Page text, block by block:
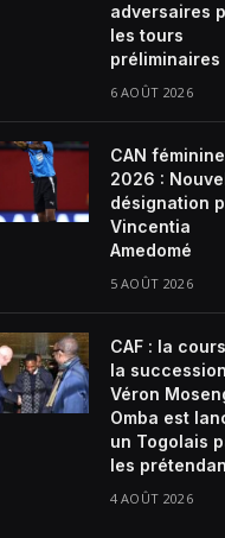
adversaires
les tours
préliminaires
6 AOÛT 2026
CAN féminine
2026 :
désignation
Vincentia
Amedomé
5 AOÛT 2026
CAF : la
la
Véron
Omba est
un Togolais
les
4 AOÛT 2026